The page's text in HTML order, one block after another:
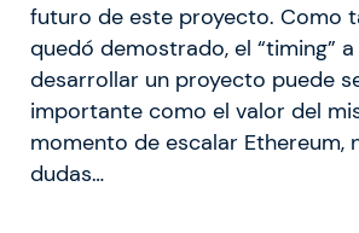
futuro de este proyecto. Como
quedó demostrado, el “timing”
desarrollar un proyecto puede
importante como el valor del
momento de escalar Ethereum,
dudas…